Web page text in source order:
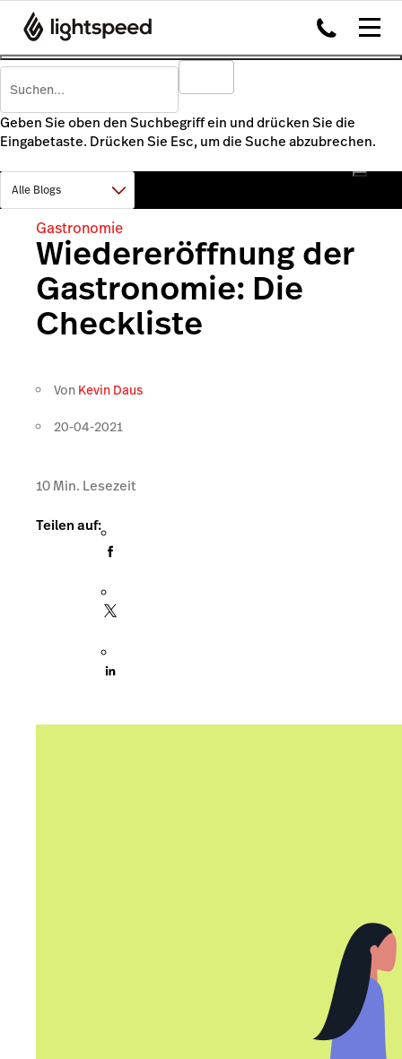
Geben Sie oben den Suchbegriff ein und drücken Sie die
Eingabetaste. Drücken Sie Esc, um die Suche abzubrechen.
Gastronomie
Wiedereröffnung der
Gastronomie: Die
Checkliste
Von Kevin Daus
20-04-2021
10Min. Lesezeit
Teilen auf: